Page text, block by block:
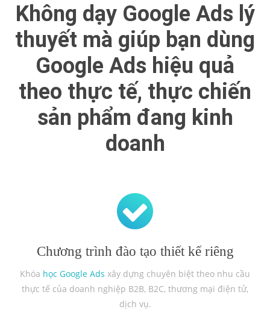
Không dạy Google Ads lý
thuyết mà giúp bạn dùng
Google Ads hiệu quả
theo thực tế, thực chiến
sản phẩm đang kinh
doanh
Chương trình đào tạo thiết kế riêng
Khóa học Google Ads xây dựng chuyên biệt theo nhu cầu
thực tế của doanh nghiệp B2B, B2C, thương mại điện tử,
dịch vụ.